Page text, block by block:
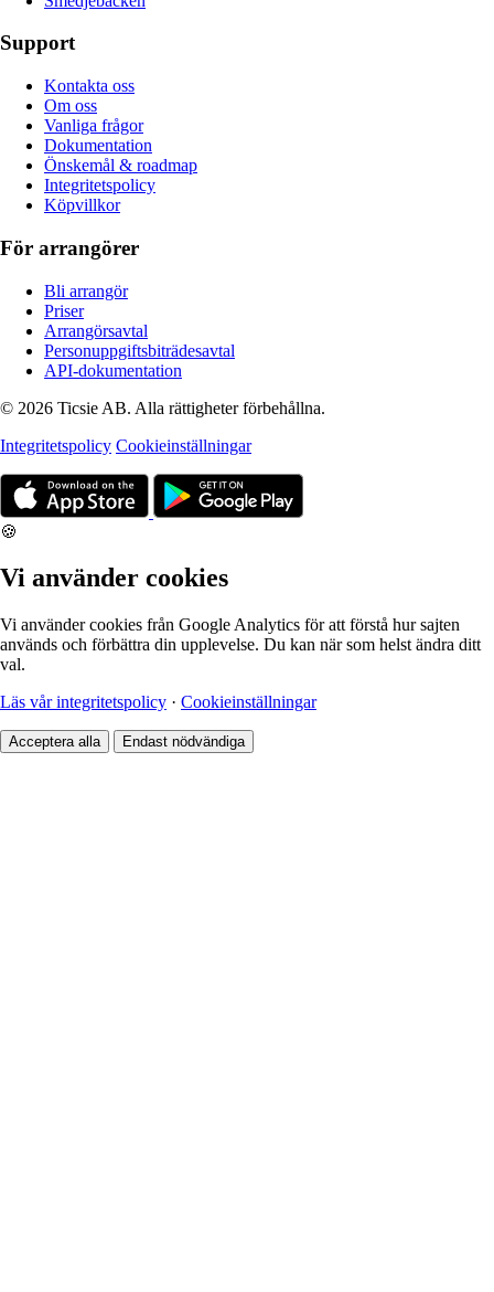
Support
Kontakta oss
Om oss
Vanliga frågor
Dokumentation
Önskemål & roadmap
Integritetspolicy
Köpvillkor
För arrangörer
Bli arrangör
Priser
Arrangörsavtal
Personuppgiftsbiträdesavtal
API-dokumentation
© 2026 Ticsie AB. Alla rättigheter förbehållna.
Integritetspolicy Cookieinställningar
🍪
Vi använder cookies
Vi använder cookies från Google Analytics för att förstå hur sajten
används och förbättra din upplevelse. Du kan när som helst ändra ditt
val.
Läs vår integritetspolicy · Cookieinställningar
Acceptera alla Endast nödvändiga